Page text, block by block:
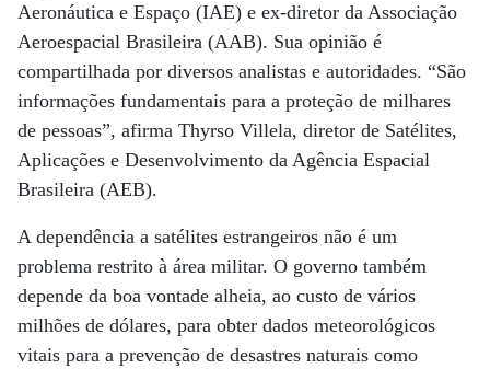
Aeronáutica e Espaço (IAE) e ex-diretor da Associação
Aeroespacial Brasileira (AAB). Sua opinião é
compartilhada por diversos analistas e autoridades. “São
informações fundamentais para a proteção de milhares
de pessoas”, afirma Thyrso Villela, diretor de Satélites,
Aplicações e Desenvolvimento da Agência Espacial
Brasileira (AEB).
A dependência a satélites estrangeiros não é um
problema restrito à área militar. O governo também
depende da boa vontade alheia, ao custo de vários
milhões de dólares, para obter dados meteorológicos
vitais para a prevenção de desastres naturais como